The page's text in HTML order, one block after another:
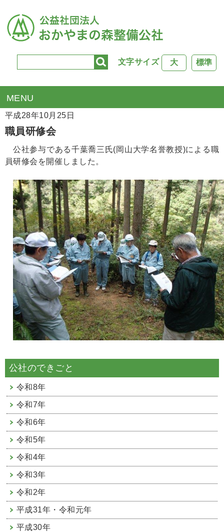
文字サイズ 標準
大
TOP>公社のできごと
平成28年10月25日
職員研修会
公社参与である千葉喬三氏(岡山大学名誉教授)による職
員研修会を開催しました。
公社のできごと
令和8年
令和7年
令和6年
令和5年
令和4年
令和3年
令和2年
平成31年・令和元年
平成30年